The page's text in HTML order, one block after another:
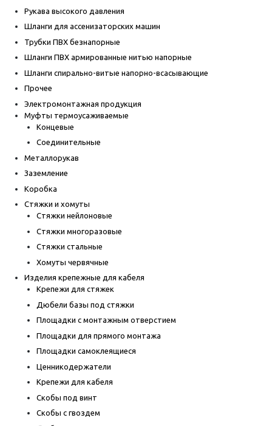
Рукава высокого давления
Шланги для ассенизаторских машин
Трубки ПВХ безнапорные
Шланги ПВХ армированные нитью напорные
Шланги спирально-витые напорно-всасывающие
Прочее
Электромонтажная продукция
Муфты термоусаживаемые
Концевые
Соединительные
Металлорукав
Заземление
Коробка
Стяжки и хомуты
Стяжки нейлоновые
Стяжки многоразовые
Стяжки стальные
Хомуты червячные
Изделия крепежные для кабеля
Крепежи для стяжек
Дюбели базы под стяжки
Площадки с монтажным отверстием
Площадки для прямого монтажа
Площадки самоклеящиеся
Ценникодержатели
Крепежи для кабеля
Скобы под винт
Скобы с гвоздем